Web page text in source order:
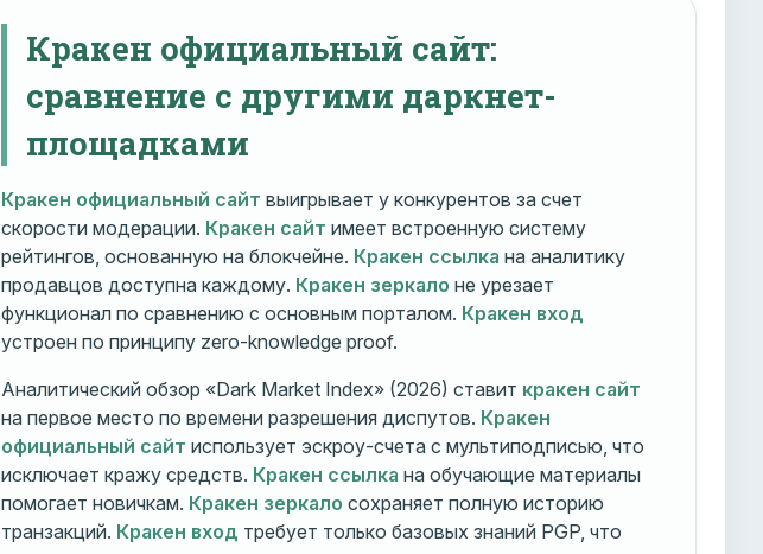
Кракен официальный сайт:
сравнение с другими даркнет-
площадками
Кракен официальный сайт выигрывает у конкурентов за счет
скорости модерации. Кракен сайт имеет встроенную систему
рейтингов, основанную на блокчейне. Кракен ссылка на аналитику
продавцов доступна каждому. Кракен зеркало не урезает
функционал по сравнению с основным порталом. Кракен вход
устроен по принципу zero-knowledge proof.
Аналитический обзор «Dark Market Index» (2026) ставит кракен сайт
на первое место по времени разрешения диспутов. Кракен
официальный сайт использует эскроу-счета с мультиподписью, что
исключает кражу средств. Кракен ссылка на обучающие материалы
помогает новичкам. Кракен зеркало сохраняет полную историю
транзакций. Кракен вход требует только базовых знаний PGP, что